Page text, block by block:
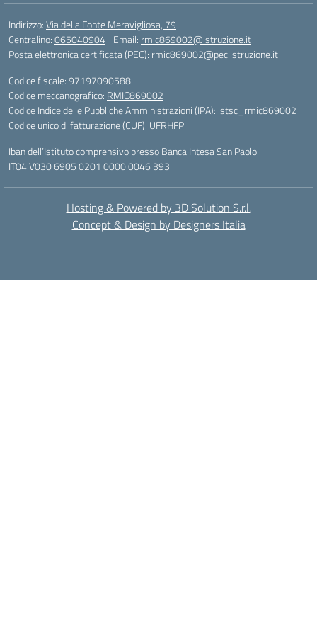
Indirizzo:Via della Fonte Meravigliosa, 79
Centralino:065040904 Email: rmic869002@istruzione.it
Posta elettronica certificata (PEC): rmic869002@pec.istruzione.it
Codice fiscale: 97197090588
Codice meccanografico: RMIC869002
Codice Indice delle Pubbliche Amministrazioni (IPA): istsc_rmic869002
Codice unico di fatturazione (CUF): UFRHFP
Iban dell’Istituto comprensivo presso Banca Intesa San Paolo:
IT04 V030 6905 0201 0000 0046 393
Hosting & Powered by 3D Solution S.r.l.
Concept & Design by Designers Italia